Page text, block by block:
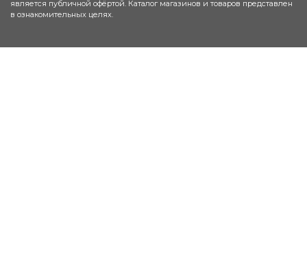
является публичной офёртой. Каталог магазинов и товаров представлен
в ознакомительных целях.